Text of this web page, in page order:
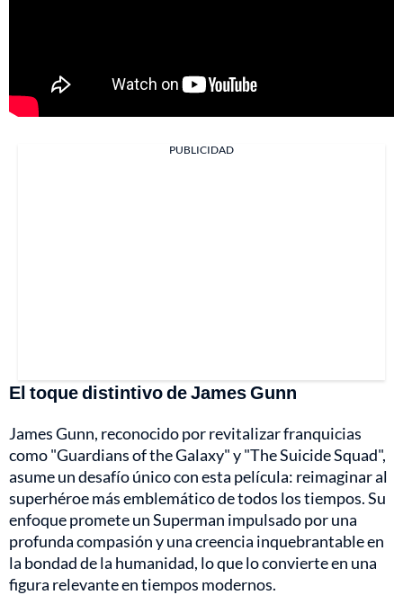
PUBLICIDAD
El toque distintivo de James Gunn
James Gunn, reconocido por revitalizar franquicias
como "Guardians of the Galaxy" y "The Suicide Squad",
asume un desafío único con esta película: reimaginar al
superhéroe más emblemático de todos los tiempos. Su
enfoque promete un Superman impulsado por una
profunda compasión y una creencia inquebrantable en
la bondad de la humanidad, lo que lo convierte en una
figura relevante en tiempos modernos.